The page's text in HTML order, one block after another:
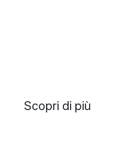
Scopri di più